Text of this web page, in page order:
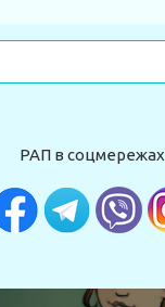
РАП в соцмережах